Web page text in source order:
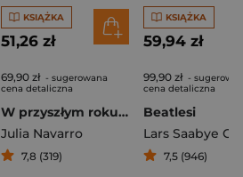
KSIĄŻKA
51,26 zł
69,90 zł - sugerowana
cena detaliczna
W przyszłym roku w Jerozolimie
Julia Navarro
7,8 (319)
KSIĄŻKA
59,94 zł
99,90 zł -
cena detaliczna
Beatlesi
7,5 (946)